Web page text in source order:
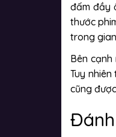
đấm đầy
thước
trong
Bên
Tuy
cũng